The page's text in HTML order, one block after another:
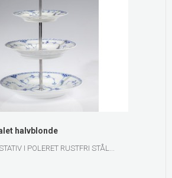
halvblonde
I POLERET RUSTFRI STÅL...